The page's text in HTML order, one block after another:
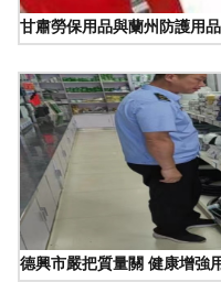
甘肅勞保用品與蘭州防護用
德興市嚴把質量關 健康增強